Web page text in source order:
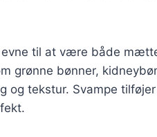
til at være både
grønne bønner,
og tekstur. Svampe